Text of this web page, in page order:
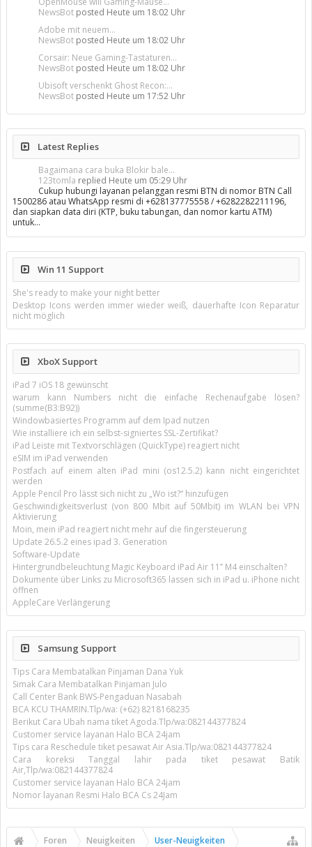
NewsBot posted Heute um 18:02 Uhr
Adobe mit neuem...
NewsBot posted Heute um 18:02 Uhr
Corsair: Neue Gaming-Tastaturen...
NewsBot posted Heute um 18:02 Uhr
Ubisoft verschenkt Ghost Recon:...
NewsBot posted Heute um 17:52 Uhr
Latest Replies
Bagaimana cara buka Blokir bale...
123tomla replied Heute um 05:29 Uhr
Cukup hubungi layanan pelanggan resmi BTN di nomor BTN Call
1500286 atau WhatsApp resmi di +628137775558 / +6282282211196,
dan siapkan data diri (KTP, buku tabungan, dan nomor kartu ATM)
untuk…
Win 11 Support
She's ready to make your night better
Desktop Icons werden immer wieder weiß, dauerhafte Icon Reparatur
nicht möglich
XboX Support
iPad 7 iOS 18 gewünscht
warum kann Numbers nicht die einfache Rechenaufgabe lösen?
(summe(B3:B92))
Windowbasiertes Programm auf dem Ipad nutzen
Wie installiere ich ein selbst-signiertes SSL-Zertifikat?
iPad Leiste mit Textvorschlägen (QuickType) reagiert nicht
eSIM im iPad verwenden
Postfach auf einem alten iPad mini (os12.5.2) kann nicht eingerichtet
werden
Apple Pencil Pro lässt sich nicht zu „Wo ist?“ hinzufügen
Geschwindigkeitsverlust (von 800 Mbit auf 50Mbit) im WLAN bei VPN
Aktivierung
Moin, mein iPad reagiert nicht mehr auf die fingersteuerung
Update 26.5.2 eines ipad 3. Generation
Software-Update
Hintergrundbeleuchtung Magic Keyboard iPad Air 11’’ M4 einschalten?
Dokumente über Links zu Microsoft365 lassen sich in iPad u. iPhone nicht
öffnen
AppleCare Verlängerung
Samsung Support
Tips Cara Membatalkan Pinjaman Dana Yuk
Simak Cara Membatalkan Pinjaman Julo
Call Center Bank BWS-Pengaduan Nasabah
BCA KCU THAMRIN.Tlp/wa: (+62) 8218168235
Berikut Cara Ubah nama tiket Agoda.Tlp/wa:082144377824
Customer service layanan Halo BCA 24jam
Tips cara Reschedule tiket pesawat Air Asia.Tlp/wa:082144377824
Cara koreksi Tanggal lahir pada tiket pesawat Batik
Air,Tlp/wa:082144377824
Customer service layanan Halo BCA 24jam
Nomor layanan Resmi Halo BCA Cs 24Jam
Foren Neuigkeiten User-Neuigkeiten